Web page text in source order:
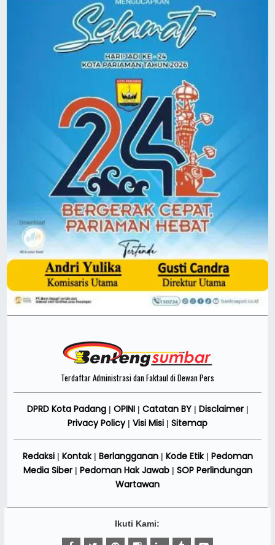
Terdaftar Administrasi dan Faktaul di Dewan Pers
DPRD Kota Padang| OPINI Catatan BY| Disclaimer|
Privacy Policy| Visi Misi Sitemap
Redaksi| Kontak| Berlangganan| Kode Etik| Pedoman
Media Siber| Pedoman Hak Jawab| SOP Perlindungan
Wartawan
Ikuti Kami: